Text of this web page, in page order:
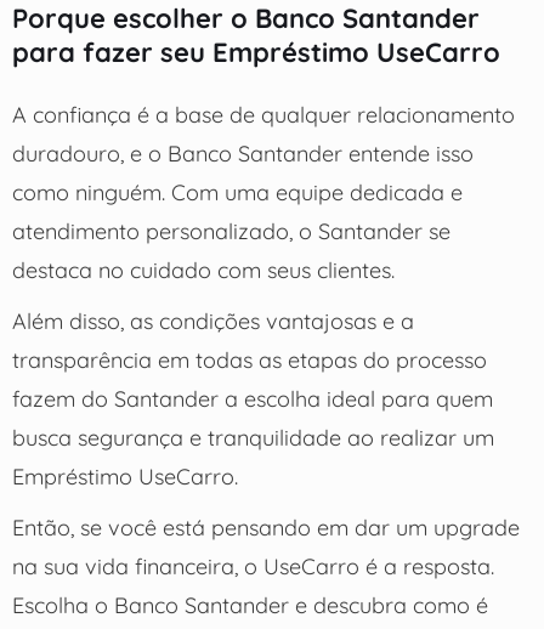
Porque escolher o Banco Santander
para fazer seu Empréstimo UseCarro
A confiança é a base de qualquer relacionamento
duradouro, e o Banco Santander entende isso
como ninguém. Com uma equipe dedicada e
atendimento personalizado, o Santander se
destaca no cuidado com seus clientes.
Além disso, as condições vantajosas e a
transparência em todas as etapas do processo
fazem do Santander a escolha ideal para quem
busca segurança e tranquilidade ao realizar um
Empréstimo UseCarro.
Então, se você está pensando em dar um upgrade
na sua vida financeira, o UseCarro é a resposta.
Escolha o Banco Santander e descubra como é